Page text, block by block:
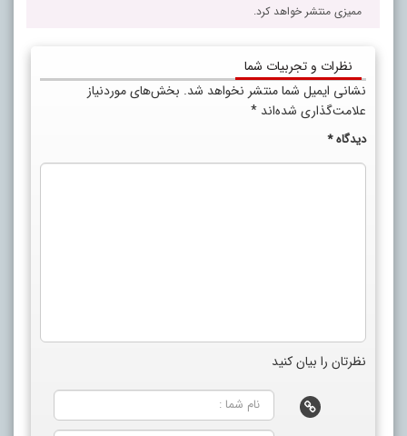
ممیزی منتشر خواهد کرد.
نظرات و تجربیات شما
نشانی ایمیل شما منتشر نخواهد شد. بخش‌های موردنیاز
علامت‌گذاری شده‌اند *
دیدگاه*
نظرتان را بیان کنید